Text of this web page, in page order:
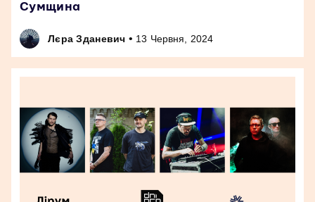
Сумщина
Лєра Зданевич • 13 Червня, 2024